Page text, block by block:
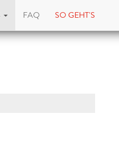
FAQ SO GEHT'S